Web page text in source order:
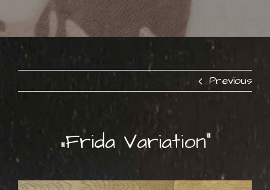
Previous
„Frida Variation“